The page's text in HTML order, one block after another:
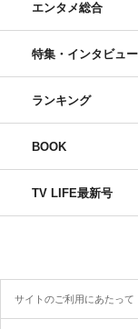
エンタメ総合
特集・インタビュー
ランキング
BOOK
TV LIFE最新号
サイトのご利用にあたって